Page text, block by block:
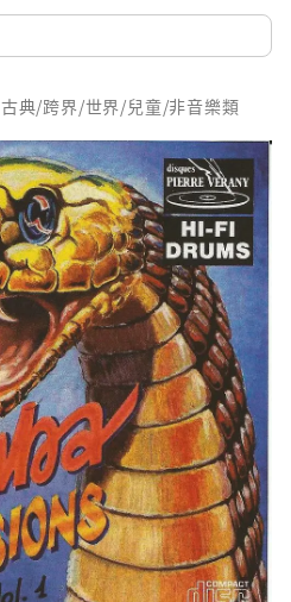
古典/跨界/世界/兒童/非音樂類